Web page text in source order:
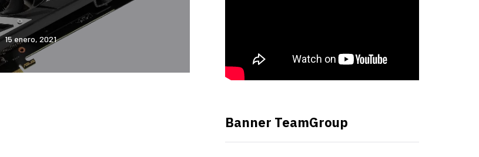
15 enero, 2021
Banner TeamGroup